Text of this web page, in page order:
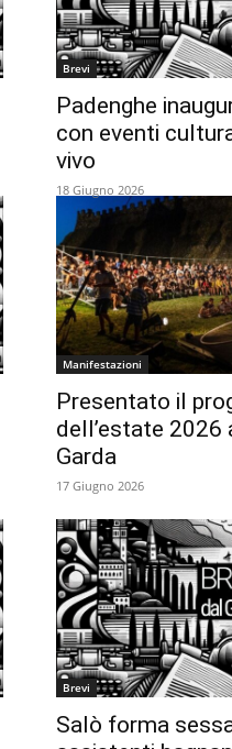
Brevi
Padenghe
con eventi
vivo
18 Giugno 2026
Manifestazioni
Presentato il
dell’estate 2026
Garda
17 Giugno 2026
Brevi
Salò forma